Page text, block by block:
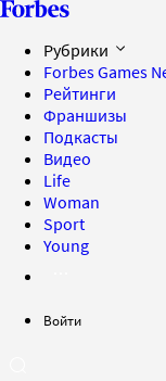
Рубрики
Forbes Games
Рейтинги
Франшизы
Подкасты
Видео
Life
Woman
Sport
Young
Войти